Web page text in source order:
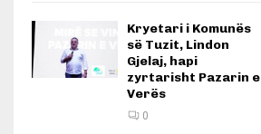
Kryetari i Komunës
së Tuzit, Lindon
Gjelaj, hapi
zyrtarisht Pazarin e
Verës
0